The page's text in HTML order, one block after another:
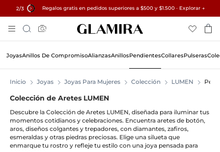
2/3 15% en todos los pedidos →
Regalos gratis en pedidos superiores a $500 y $1.500 · Explorar →
✓ Devoluciones en 60 días ✓ Redimensionamiento gratuito
To
Content
Búsqueda
JoyasAnillos De CompromisoAlianzasAnillosPendientesCollaresPulseras
Inicio Joyas Joyas Para Mujeres Colección LUMEN
Colección de Aretes LUMEN
Descubre la Colección de Aretes LUMEN, diseñada para iluminar tus
momentos cotidianos y celebraciones. Encuentra aretes de botón,
aros, diseños colgantes y trepadores, con diamantes, zafiros,
esmeraldas y otras piedras preciosas. Elige una silueta que
enmarque tu rostro y refleje tu estilo con una joya pensada para